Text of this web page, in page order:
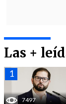
Las +
7497